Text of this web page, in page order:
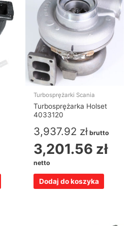
Turbosprężarki Scania
Turbosprężarka Holset
4033120
3,937.92 zł brutto
3,201.56 zł
netto
Dodaj do koszyka